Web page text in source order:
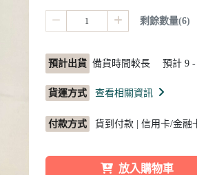
剩餘數量(6)
預計出貨 備貨時間較長 預計 9 -
貨運方式 查看相關資訊
付款方式 貨到付款 | 信用卡/金融
放入購物車